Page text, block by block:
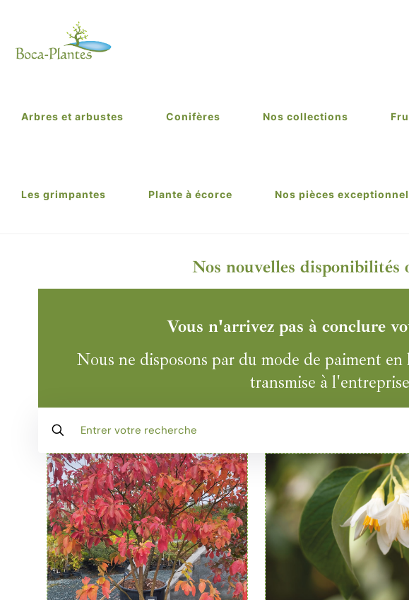
Arbres et arbustes Conifères Nos collections
Les grimpantes Plante à écorce Nos pièces
Nos nouvelles disponibilités
Vous n'arrivez pas à conclure
Nous ne disposons par du mode de paiment
transmise à